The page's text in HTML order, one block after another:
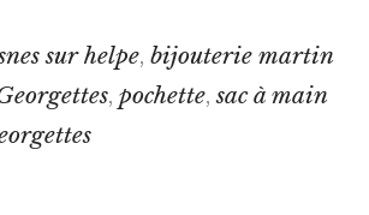
sur helpe, bijouterie martin
, pochette,sac à main